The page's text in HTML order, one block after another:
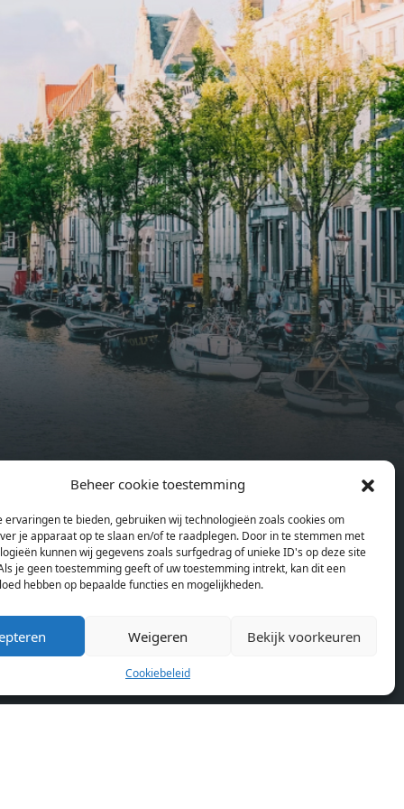
Beheer cookie toestemming
ervaringen te bieden, gebruiken wij technologieën zoals cookies om
je apparaat op te slaan en/of te raadplegen. Door in te stemmen met
kunnen wij gegevens zoals surfgedrag of unieke ID's op deze site
je geen toestemming geeft of uw toestemming intrekt, kan dit een
hebben op bepaalde functies en mogelijkheden.
Weigeren Bekijk voorkeuren
Cookiebeleid
and
spaces.The building incorporates
solar panels to generate energy
supply. The windows have solar
control glazing, and the apartments
have climate control driven by a
thermal energy storage system.
Underfloor heating and cooling
contribute to a healthy indoor
environment. The atriums' seasonal
green walls provide natural summer
cooling, improved air quality and
acoustics, and are specially
designed to attract native birds and
butterflies.The bright residence
features an efficient and functional
open floor plan, a unique custom
kitchen, a bathroom and fitted
wardrobes. High-grade finishes
floor-to-ceiling windows with
layered treatments.Notice:
final, and should be used for
informative purpose only. They are
not contractual or binding. Energy
pass This building is not subject to
EnEV. - Flatscreen TV - Hairdryer -
Heating - Towels and sheets - Iron -
Hygiene utensils - Washing machine
- Oven - Microwave - Refrigerator -
Internet - Working desk Homelike
Pagina’s
Home
Blog
Over ons
Cookiebeleid (EU)